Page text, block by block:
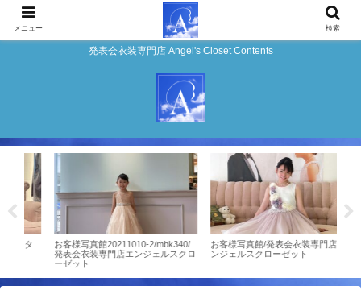
発表会衣装専門店 Angel's Closet Contents
お客様写真館20211010-2/mbk340/
発表会衣装専門店エンジェルスクロ
ーゼット
お客様写真館/発表会衣装専門店エ
ンジェルスクローゼット
メニュー 検索